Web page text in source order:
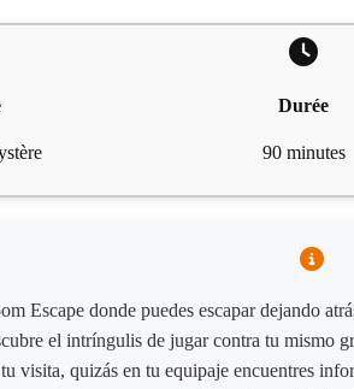
Durée
90 minutes
Escape donde puedes escapar dejando
el intríngulis de jugar contra tu mismo
visita, quizás en tu equipaje encuentres